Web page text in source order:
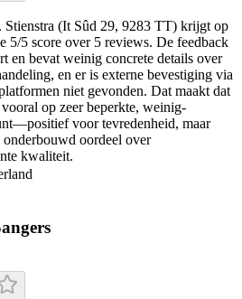
Stienstra (It Sûd 29, 9283 TT) krijgt op
5/5 score over 5 reviews. De feedback
en bevat weinig concrete details over
en er is externe bevestiging via
niet gevonden. Dat maakt dat
op zeer beperkte, weinig-
voor tevredenheid, maar
oordeel over
kwaliteit.